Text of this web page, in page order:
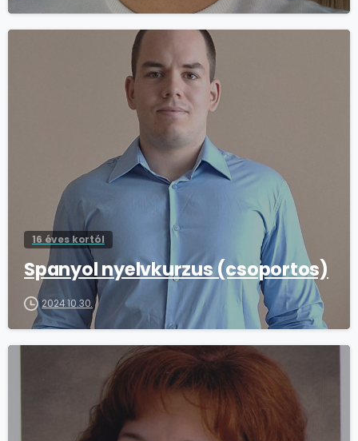
16 éves kortól
Spanyol nyelvkurzus (csoportos)
2024.10.30.